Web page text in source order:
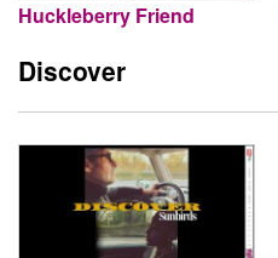
Huckleberry Friend
Discover